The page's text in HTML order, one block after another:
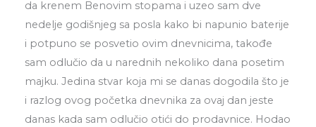
da krenem Benovim stopama i uzeo sam dve
nedelje godišnjeg sa posla kako bi napunio baterije
i potpuno se posvetio ovim dnevnicima, takođe
sam odlučio da u narednih nekoliko dana posetim
majku. Jedina stvar koja mi se danas dogodila što je
i razlog ovog početka dnevnika za ovaj dan jeste
danas kada sam odlučio otići do prodavnice. Hodao